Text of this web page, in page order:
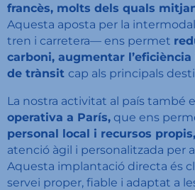
francès, molts dels quals
Aquesta aposta per la
tren i carretera— ens permet
carboni, augmentar
de trànsit cap als principals
La nostra activitat al país també
operativa a París, que ens
personal local i recursos propis,
atenció àgil i personalitzada per
Aquesta implantació directa és
servei proper, fiable i adaptat a